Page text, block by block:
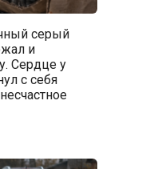
серый
и
Сердце у
с себя